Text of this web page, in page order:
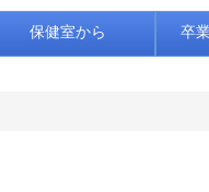
保健室から 卒